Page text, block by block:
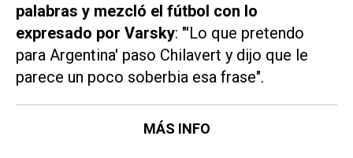
palabras y mezcló el fútbol con lo
expresado por Varsky: "'Lo que pretendo
para Argentina' paso Chilavert y dijo que le
parece un poco soberbia esa frase".
MÁS INFO